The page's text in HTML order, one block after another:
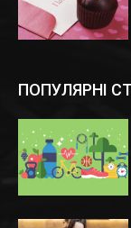
ПОПУЛЯРНІ